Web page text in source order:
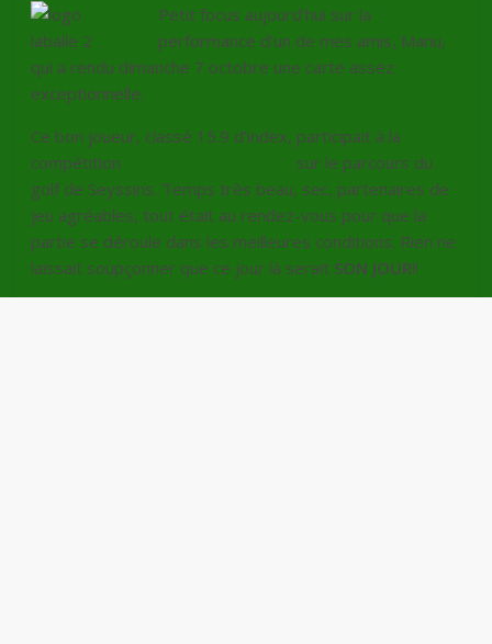
Petit focus aujourd’hui sur la
performance d’un de mes amis, Manu,
qui a rendu dimanche 7 octobre une carte assez
exceptionnelle.
Ce bon joueur, classé 15.9 d’index, participait à la
compétition
sur le parcours du
golf de Seyssins. Temps très beau, sec, partenaires de
jeu agréables, tout était au rendez-vous pour que la
partie se déroule dans les meilleures conditions. Rien ne
laissait soupçonner que ce jour là serait SON JOUR!!